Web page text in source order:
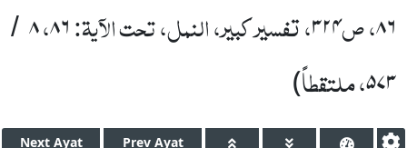
۸۶، ص۳۲۴، تفسیر کبیر، النمل، تحت الآیۃ:۸۶،۸ /
۵۷۳، ملتقطاً)
Next Ayat Prev Ayat